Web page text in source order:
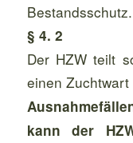
Bestandsschutz.
§ 4. 2
Der HZW teilt
einen Zuchtwart
kann der